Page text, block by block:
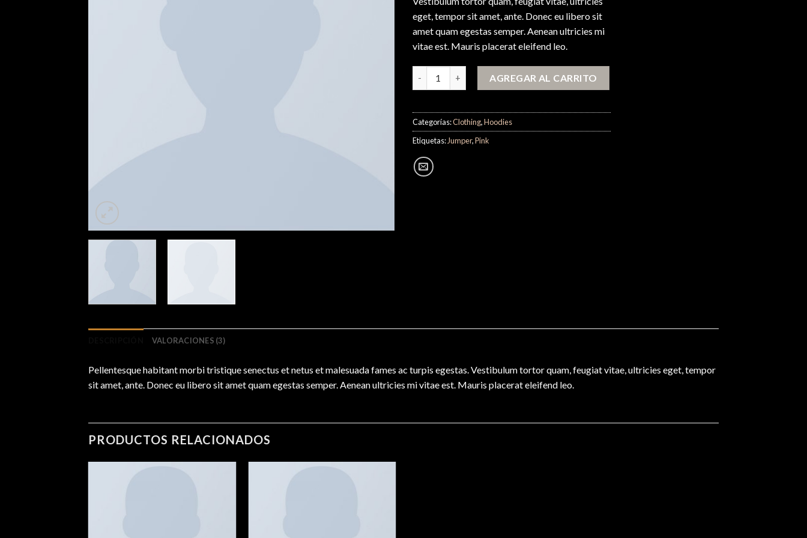
eget, tempor sit amet, ante. Donec eu libero sit
amet quam egestas semper. Aenean ultricies mi
vitae est. Mauris placerat eleifend leo.
AGREGAR AL CARRITO
Categorías:Clothing,Hoodies
Etiquetas: Jumper,Pink
VALORACIONES (3)
Pellentesque habitant morbi tristique senectus et netus et malesuada fames ac turpis egestas. Vestibulum tortor quam, feugiat vitae, ultricies eget, tempor
sit amet, ante. Donec eu libero sit amet quam egestas semper. Aenean ultricies mi vitae est. Mauris placerat eleifend leo.
PRODUCTOS RELACIONADOS